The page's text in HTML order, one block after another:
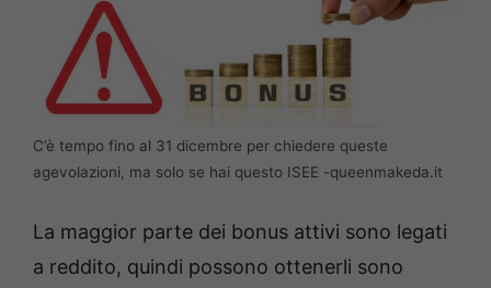
C’è tempo fino al 31 dicembre per chiedere queste
agevolazioni, ma solo se hai questo ISEE -queenmakeda.it
La maggior parte dei bonus attivi sono legati
a reddito, quindi possono ottenerli sono